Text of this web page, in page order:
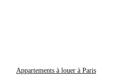
Appartements à louer à Paris